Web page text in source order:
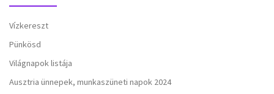
Vízkereszt
Pünkösd
Világnapok listája
Ausztria ünnepek, munkaszüneti napok 2024